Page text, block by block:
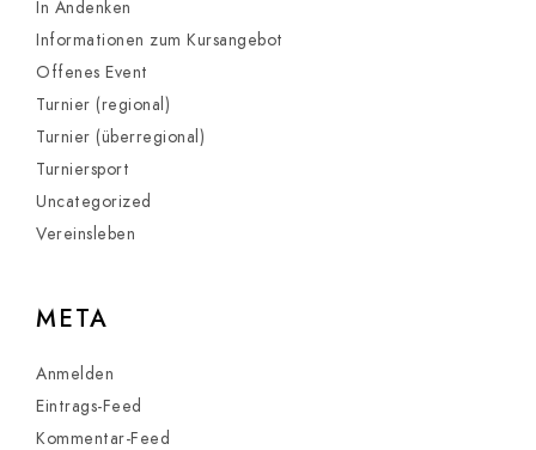
In Andenken
Informationen zum Kursangebot
Offenes Event
Turnier (regional)
Turnier (überregional)
Turniersport
Uncategorized
Vereinsleben
META
Anmelden
Eintrags-Feed
Kommentar-Feed